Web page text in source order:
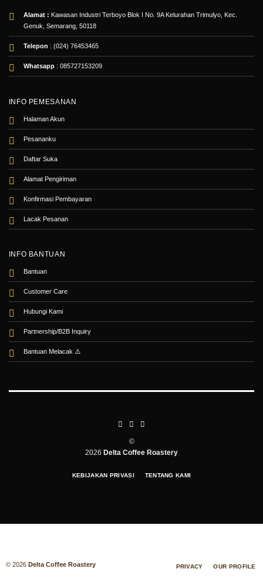
Alamat : Kawasan Industri Terboyo Blok I No. 9A Kelurahan Trimulyo, Kec.
Genuk, Semarang, 50118
Telepon : (024) 76453465
Whatsapp: 085727153209
INFO PEMESANAN
Halaman Akun
Pesananku
Daftar Suka
Alamat Pengiriman
Konfirmasi Pembayaran
Lacak Pesanan
INFO BANTUAN
Bantuan
Customer Care
Hubungi Kami
Partnership/B2B Inquiry
Bantuan Melacak
©
2026 Delta Coffee Roastery
KEBIJAKAN PRIVASI TENTANG KAMI
© 2026 Delta Coffee Roastery PRIVACY OUR PROFILE